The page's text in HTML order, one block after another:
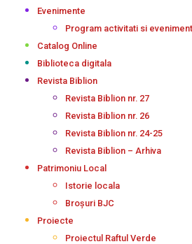
Evenimente
Program activitati si
Catalog Online
Biblioteca digitala
Revista Biblion
Revista Biblion nr. 27
Revista Biblion nr. 26
Revista Biblion nr. 24-25
Revista Biblion – Arhiva
Patrimoniu Local
Istorie locala
Broșuri BJC
Proiecte
Proiectul Raftul Verde